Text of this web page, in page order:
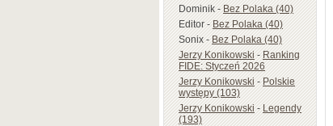
Dominik-Bez Polaka (40)
Editor-Bez Polaka (40)
Sonix-Bez Polaka (40)
Jerzy Konikowski-Ranking
FIDE: Styczeń 2026
Jerzy Konikowski-Polskie
występy (103)
Jerzy Konikowski-Legendy
(193)